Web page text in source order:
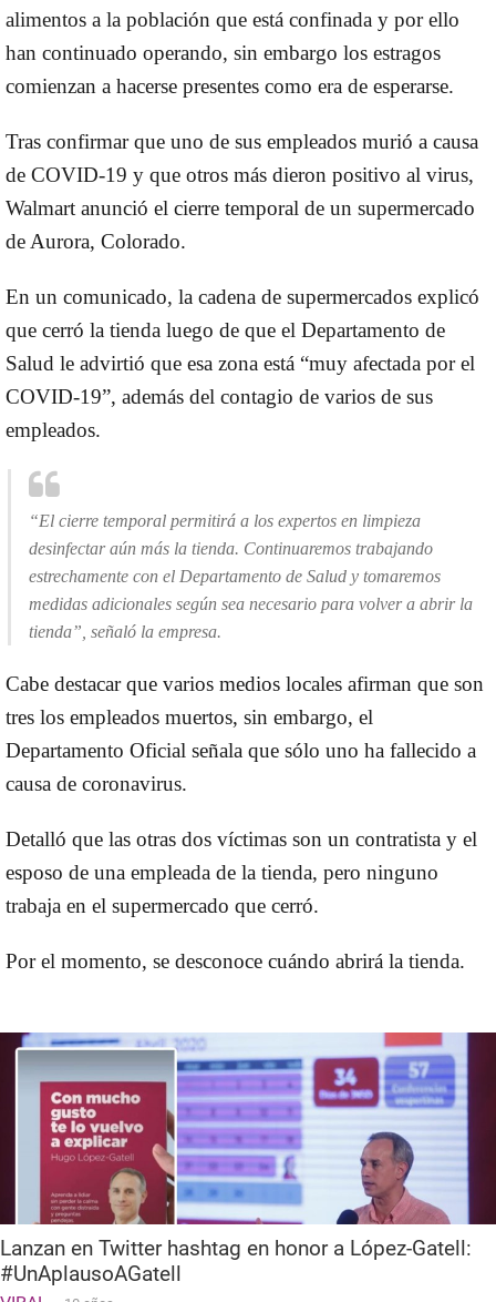
alimentos a la población que está confinada y por ello
han continuado operando, sin embargo los estragos
comienzan a hacerse presentes como era de esperarse.
Tras confirmar que uno de sus empleados murió a causa
de COVID-19 y que otros más dieron positivo al virus,
Walmart anunció el cierre temporal de un supermercado
de Aurora, Colorado.
En un comunicado, la cadena de supermercados explicó
que cerró la tienda luego de que el Departamento de
Salud le advirtió que esa zona está “muy afectada por el
COVID-19”, además del contagio de varios de sus
empleados.
“El cierre temporal permitirá a los expertos en limpieza
desinfectar aún más la tienda. Continuaremos trabajando
estrechamente con el Departamento de Salud y tomaremos
medidas adicionales según sea necesario para volver a abrir la
tienda”, señaló la empresa.
Cabe destacar que varios medios locales afirman que son
tres los empleados muertos, sin embargo, el
Departamento Oficial señala que sólo uno ha fallecido a
causa de coronavirus.
Detalló que las otras dos víctimas son un contratista y el
esposo de una empleada de la tienda, pero ninguno
trabaja en el supermercado que cerró.
Por el momento, se desconoce cuándo abrirá la tienda.
Lanzan en Twitter hashtag en honor a López-Gatell:
#UnAplausoAGatell